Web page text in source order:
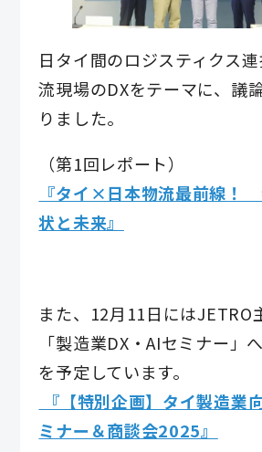
日タイ間のロジスティクス
流現場のDXをテーマに、議
りました。
（第1回レポート）
『タイ×日本物流最前線！
状と未来』
また、12月11日にはJETRO
「製造業DX・AIセミナー」
を予定しています。
『【特別企画】タイ製造業
ミナー＆商談会2025』